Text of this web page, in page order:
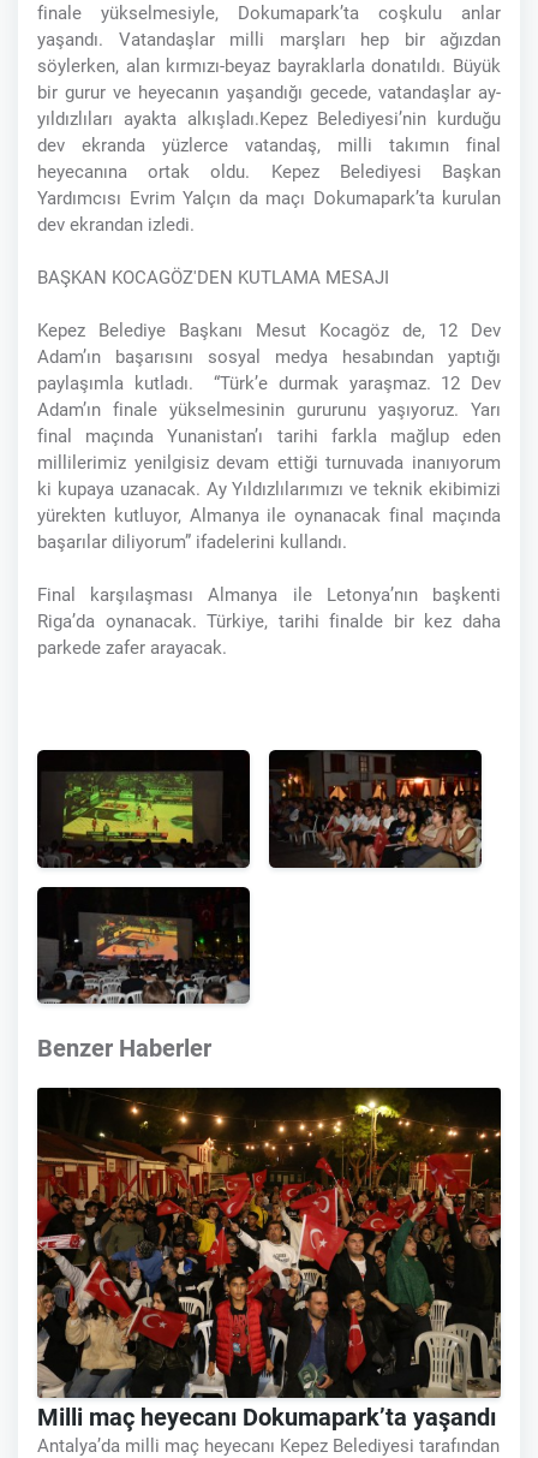
finale yükselmesiyle, Dokumapark’ta coşkulu anlar
yaşandı. Vatandaşlar milli marşları hep bir ağızdan
söylerken, alan kırmızı-beyaz bayraklarla donatıldı. Büyük
bir gurur ve heyecanın yaşandığı gecede, vatandaşlar ay-
yıldızlıları ayakta alkışladı.Kepez Belediyesi’nin kurduğu
dev ekranda yüzlerce vatandaş, milli takımın final
heyecanına ortak oldu. Kepez Belediyesi Başkan
Yardımcısı Evrim Yalçın da maçı Dokumapark’ta kurulan
dev ekrandan izledi.
BAŞKAN KOCAGÖZ'DEN KUTLAMA MESAJI
Kepez Belediye Başkanı Mesut Kocagöz de, 12 Dev
Adam’ın başarısını sosyal medya hesabından yaptığı
paylaşımla kutladı. “Türk’e durmak yaraşmaz. 12 Dev
Adam’ın finale yükselmesinin gururunu yaşıyoruz. Yarı
final maçında Yunanistan’ı tarihi farkla mağlup eden
millilerimiz yenilgisiz devam ettiği turnuvada inanıyorum
ki kupaya uzanacak. Ay Yıldızlılarımızı ve teknik ekibimizi
yürekten kutluyor, Almanya ile oynanacak final maçında
başarılar diliyorum” ifadelerini kullandı.
Final karşılaşması Almanya ile Letonya’nın başkenti
Riga’da oynanacak. Türkiye, tarihi finalde bir kez daha
parkede zafer arayacak.
Benzer Haberler
Milli maç heyecanı Dokumapark’ta yaşandı
Antalya’da milli maç heyecanı Kepez Belediyesi tarafından